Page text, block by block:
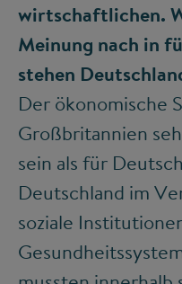
wirtschaftlichen.
Meinung nach in
stehen
Der ökonomische
Großbritannien
sein als für
Deutschland im
soziale